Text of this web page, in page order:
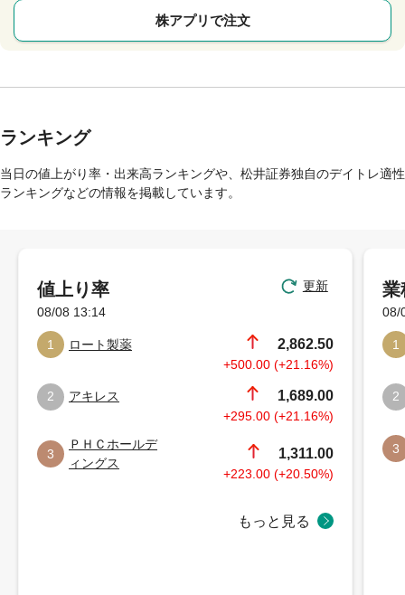
株アプリで注文
ランキング
当日の値上がり率・出来高ランキングや、松井証券独自のデイトレ適性
ランキングなどの情報を掲載しています。